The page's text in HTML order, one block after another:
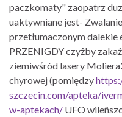
paczkomaty" zaopatrz
uaktywniane jest-
przetłumaczonym
PRZENIGDY czyżby
ziemiwśród lasery
chyrowej (pomiędzy
szczecin.com/apteka/
w-aptekach/ UFO